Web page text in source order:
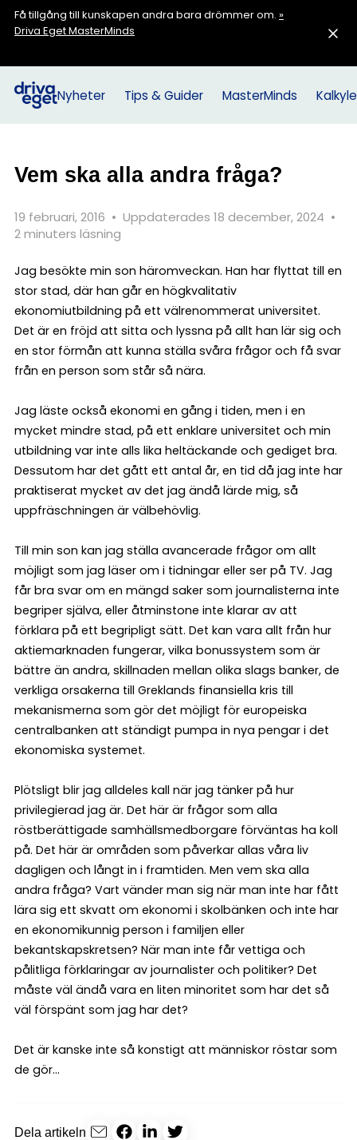
Få tillgång till kunskapen andra bara drömmer om. »
Driva Eget MasterMinds
Nyheter Tips & Guider MasterMinds
Vem ska alla andra fråga?
19 februari, 2016 • Uppdaterades 18 december, 2024 •
2 minuters läsning
Jag besökte min son häromveckan. Han har flyttat till en
stor stad, där han går en högkvalitativ
ekonomiutbildning på ett välrenommerat universitet.
Det är en fröjd att sitta och lyssna på allt han lär sig och
en stor förmån att kunna ställa svåra frågor och få svar
från en person som står så nära.
Jag läste också ekonomi en gång i tiden, men i en
mycket mindre stad, på ett enklare universitet och min
utbildning var inte alls lika heltäckande och gediget bra.
Dessutom har det gått ett antal år, en tid då jag inte har
praktiserat mycket av det jag ändå lärde mig, så
uppfräschningen är välbehövlig.
Till min son kan jag ställa avancerade frågor om allt
möjligt som jag läser om i tidningar eller ser på TV. Jag
får bra svar om en mängd saker som journalisterna inte
begriper själva, eller åtminstone inte klarar av att
förklara på ett begripligt sätt. Det kan vara allt från hur
aktiemarknaden fungerar, vilka bonussystem som är
bättre än andra, skillnaden mellan olika slags banker, de
verkliga orsakerna till Greklands finansiella kris till
mekanismerna som gör det möjligt för europeiska
centralbanken att ständigt pumpa in nya pengar i det
ekonomiska systemet.
Plötsligt blir jag alldeles kall när jag tänker på hur
privilegierad jag är. Det här är frågor som alla
röstberättigade samhällsmedborgare förväntas ha koll
på. Det här är områden som påverkar allas våra liv
dagligen och långt in i framtiden. Men vem ska alla
andra fråga? Vart vänder man sig när man inte har fått
lära sig ett skvatt om ekonomi i skolbänken och inte har
en ekonomikunnig person i familjen eller
bekantskapskretsen? När man inte får vettiga och
pålitliga förklaringar av journalister och politiker? Det
måste väl ändå vara en liten minoritet som har det så
väl förspänt som jag har det?
Det är kanske inte så konstigt att människor röstar som
de gör...
Dela artikeln